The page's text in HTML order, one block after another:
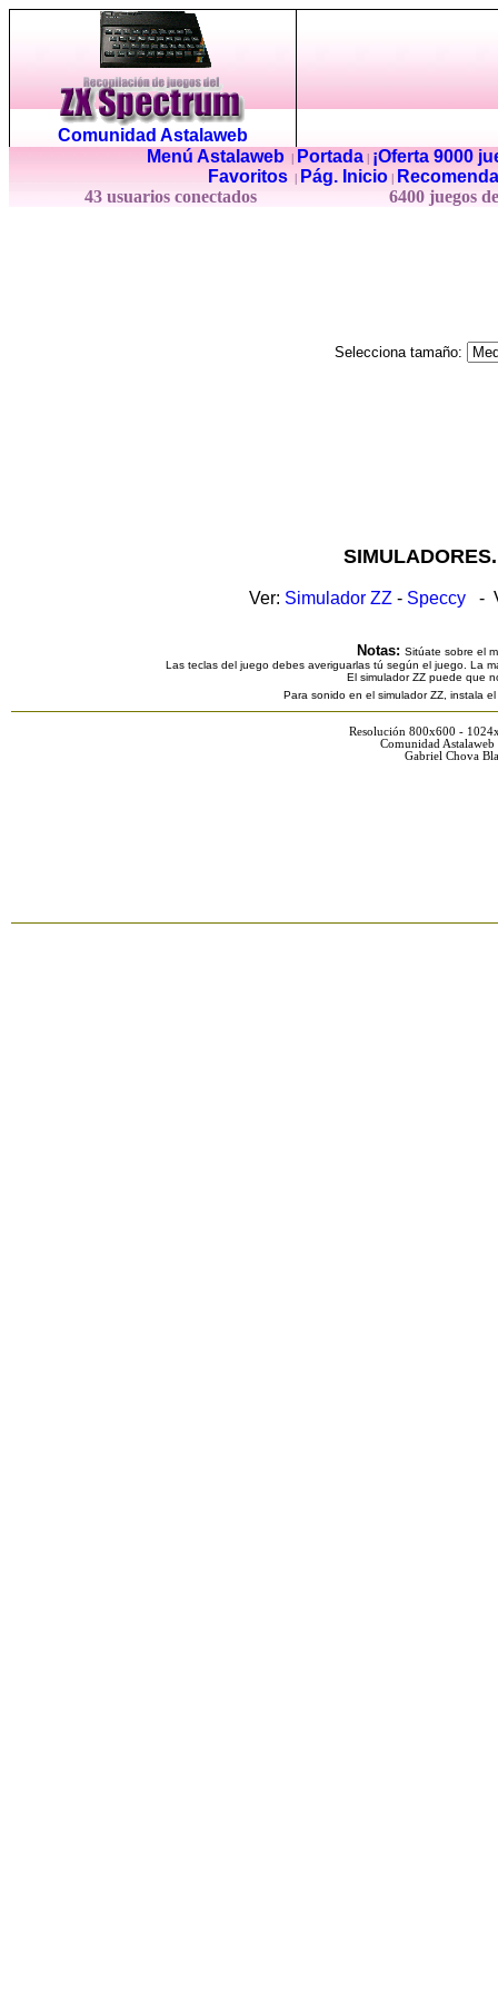
Comunidad Astalaweb
Menú Astalaweb| Portada|
¡Oferta 9000
Favoritos
Pág. Inicio
43 usuarios conectados
6400 juegos
Selecciona tamaño:
Ver: Simulador ZZ - Speccy -
Notas: Sitúate sobre el
Las teclas del juego debes averiguarlas tú según el juego. La
El simulador ZZ puede que
Para sonido en el simulador ZZ, instala
Resolución 800x600 -
Comunidad
Gabriel Chova